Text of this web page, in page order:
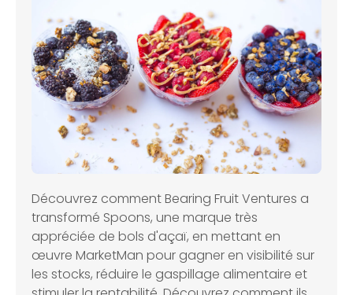
Découvrez comment Bearing Fruit Ventures a
transformé Spoons, une marque très
appréciée de bols d'açaï, en mettant en
œuvre MarketMan pour gagner en visibilité sur
les stocks, réduire le gaspillage alimentaire et